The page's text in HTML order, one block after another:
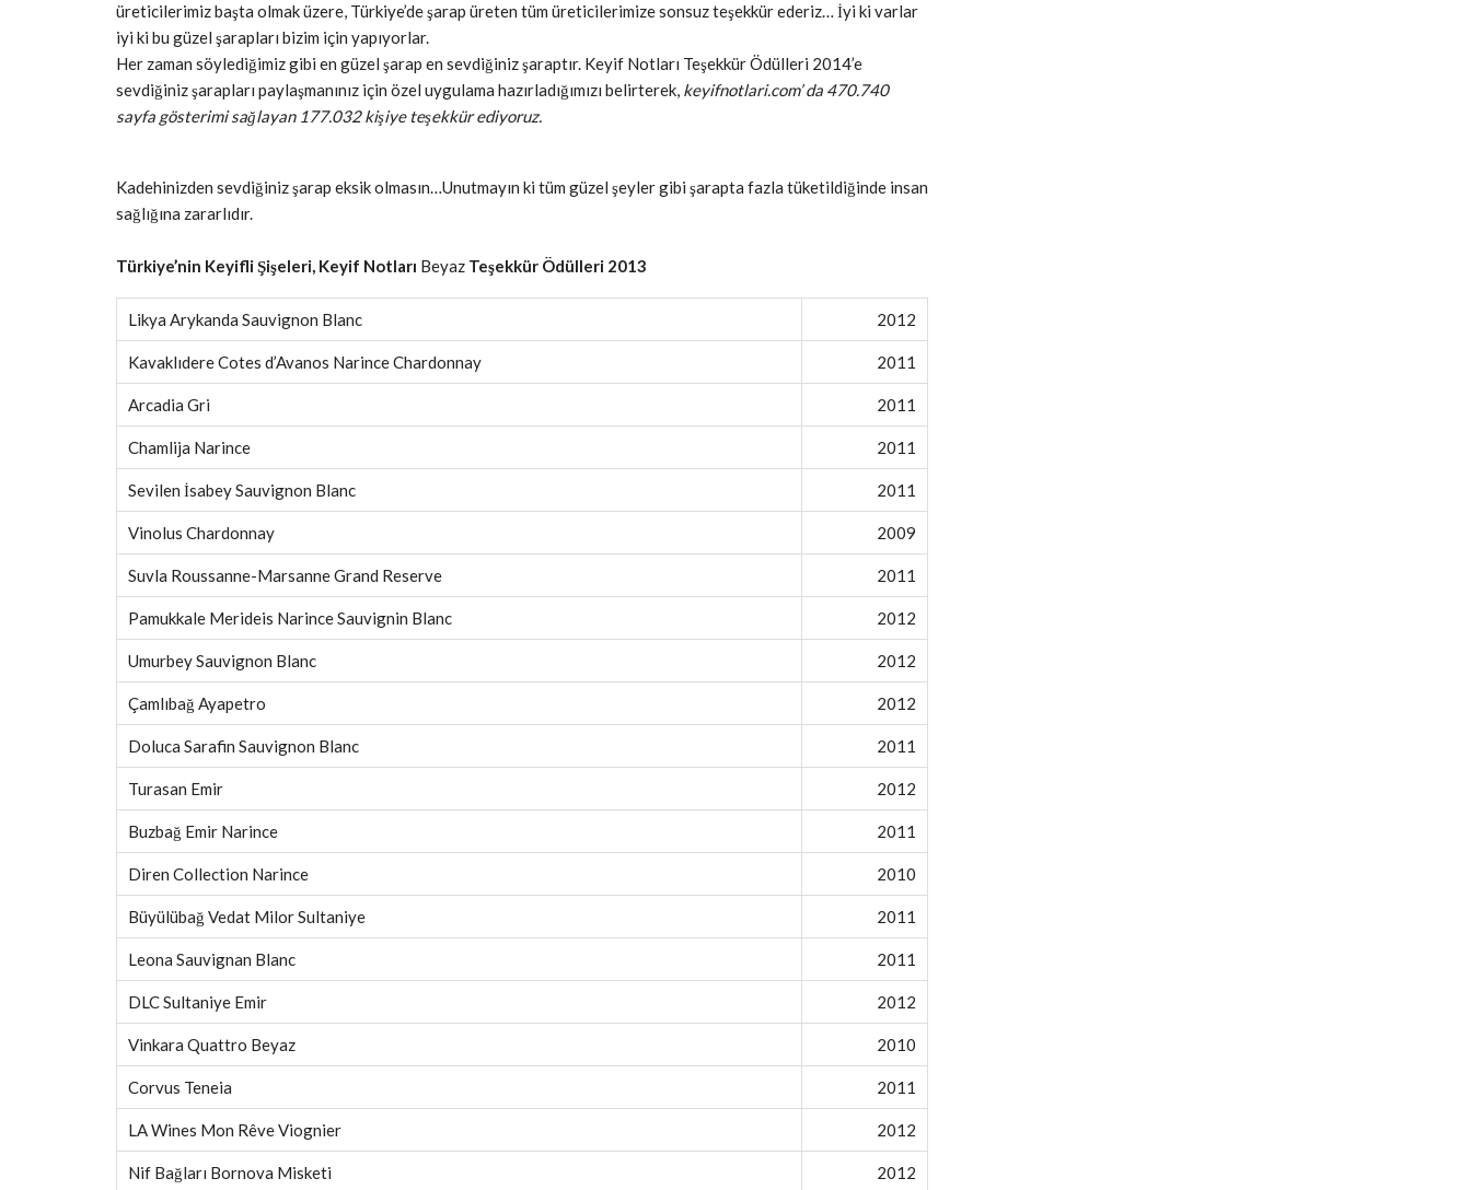
üreticilerimiz başta olmak üzere, Türkiye’de şarap üreten tüm üreticilerimize sonsuz teşekkür ederiz… İyi ki varlar
iyi ki bu güzel şarapları bizim için yapıyorlar.
Her zaman söylediğimiz gibi en güzel şarap en sevdiğiniz şaraptır. Keyif Notları Teşekkür Ödülleri 2014’e
sevdiğiniz şarapları paylaşmanınız için özel uygulama hazırladığımızı belirterek, keyifnotlari.com’ da 470.740
sayfa gösterimi sağlayan 177.032 kişiye teşekkür ediyoruz.
Kadehinizden sevdiğiniz şarap eksik olmasın…Unutmayın ki tüm güzel şeyler gibi şarapta fazla tüketildiğinde insan
sağlığına zararlıdır.
Türkiye’nin Keyifli Şişeleri, Keyif Notları Beyaz Teşekkür Ödülleri 2013
Likya Arykanda Sauvignon Blanc 2012
Kavaklıdere Cotes d’Avanos Narince Chardonnay 2011
Arcadia Gri 2011
Chamlija Narince 2011
Sevilen İsabey Sauvignon Blanc 2011
Vinolus Chardonnay 2009
Suvla Roussanne-Marsanne Grand Reserve 2011
Pamukkale Merideis Narince Sauvignin Blanc 2012
Umurbey Sauvignon Blanc 2012
Çamlıbağ Ayapetro 2012
Doluca Sarafin Sauvignon Blanc 2011
Turasan Emir 2012
Buzbağ Emir Narince 2011
Diren Collection Narince 2010
Büyülübağ Vedat Milor Sultaniye 2011
Leona Sauvignan Blanc 2011
DLC Sultaniye Emir 2012
Vinkara Quattro Beyaz 2010
Corvus Teneia 2011
LA Wines Mon Rêve Viognier 2012
Nif Bağları Bornova Misketi 2012